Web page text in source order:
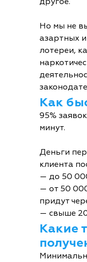
Но мы не
азартных
лотереи,
Как
95%
минут.
Деньги
клиента
— до 50
— от 50
придут
— свыше
Какие